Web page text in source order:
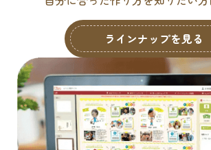
ラインナップを見る